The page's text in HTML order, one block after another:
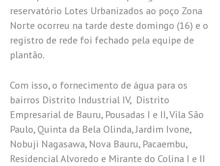
reservatório Lotes Urbanizados ao poço Zona
Norte ocorreu na tarde deste domingo (16) e o
registro de rede foi fechado pela equipe de
plantão.
Com isso, o fornecimento de água para os
bairros Distrito Industrial IV, Distrito
Empresarial de Bauru, Pousadas I e II, Vila São
Paulo, Quinta da Bela Olinda, Jardim Ivone,
Nobuji Nagasawa, Nova Bauru, Pacaembu,
Residencial Alvoredo e Mirante do Colina I e II